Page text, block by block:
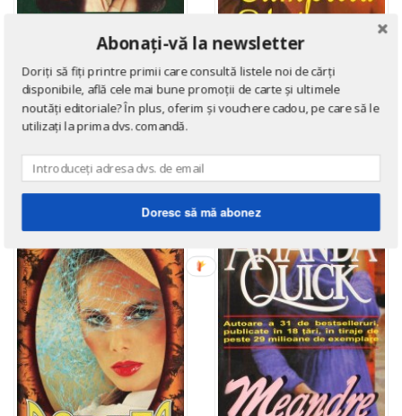
ROMANE DE DRAGOSTE
Spaimele trecutului
ROMANE DE DRAGOSTE
Abonați-vă la newsletter
Doriți să fiți printre primii care consultă listele noi de cărți
disponibile, află cele mai bune promoții de carte și ultimele
noutăți editoriale? În plus, oferim și vouchere cadou, pe care să le
utilizați la prima dvs. comandă.
Doresc să mă abonez